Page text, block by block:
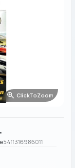
ClickToZoom
5411316986011